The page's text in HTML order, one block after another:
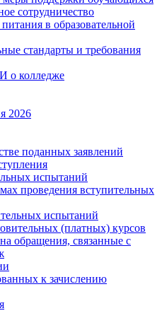
сотрудничество
в образовательной
стандарты и требования
о колледже
2026
поданных заявлений
испытаний
проведения вступительных
испытаний
(платных) курсов
обращения, связанные с
к зачислению